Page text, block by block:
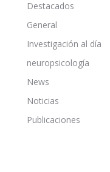
Destacados
General
Investigación al día
neuropsicología
News
Noticias
Publicaciones